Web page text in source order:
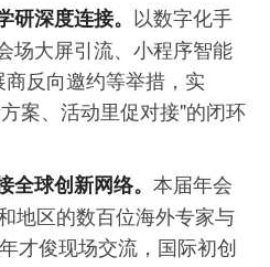
深度连接。 以数字化手
场大屏引流、小程序智能
反向邀约等举措，实
案、活动里促对接"的闭环
球创新网络。 本届年会
地区的数百位海外专家与
才俊现场交流，国际初创